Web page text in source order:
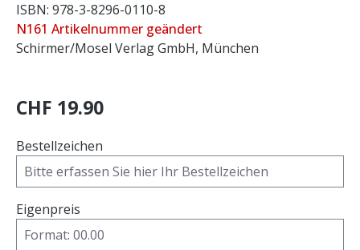
ISBN: 978-3-8296-0110-8
N161 Artikelnummer geändert
Schirmer/Mosel Verlag GmbH, München
CHF 19.90
Bestellzeichen
Eigenpreis